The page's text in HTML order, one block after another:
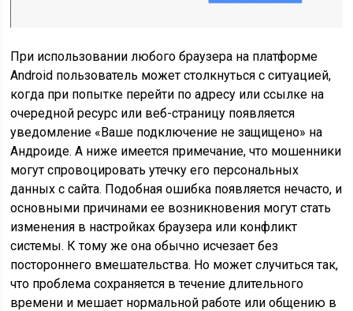
При использовании любого браузера на платформе
Android пользователь может столкнуться с ситуацией,
когда при попытке перейти по адресу или ссылке на
очередной ресурс или веб-страницу появляется
уведомление «Ваше подключение не защищено» на
Андроиде. А ниже имеется примечание, что мошенники
могут спровоцировать утечку его персональных
данных с сайта. Подобная ошибка появляется нечасто, и
основными причинами ее возникновения могут стать
изменения в настройках браузера или конфликт
системы. К тому же она обычно исчезает без
постороннего вмешательства. Но может случиться так,
что проблема сохраняется в течение длительного
времени и мешает нормальной работе или общению в